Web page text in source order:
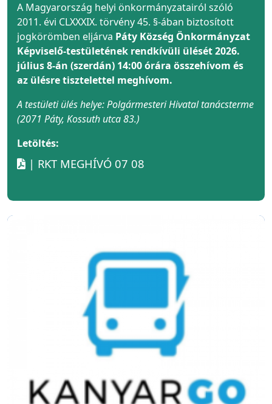
A Magyarország helyi önkormányzatairól szóló
2011. évi CLXXXIX. törvény 45. §-ában biztosított
jogkörömben eljárva Páty Község Önkormányzat
Képviselő-testületének rendkívüli ülését 2026.
július 8-án (szerdán) 14:00 órára összehívom és
az ülésre tisztelettel meghívom.
A testületi ülés helye: Polgármesteri Hivatal tanácsterme
(2071 Páty, Kossuth utca 83.)
Letöltés:
| RKT MEGHÍVÓ 07 08